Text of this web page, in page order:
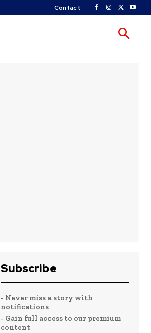
Contact
Subscribe
- Never miss a story with
notifications
- Gain full access to our premium
content